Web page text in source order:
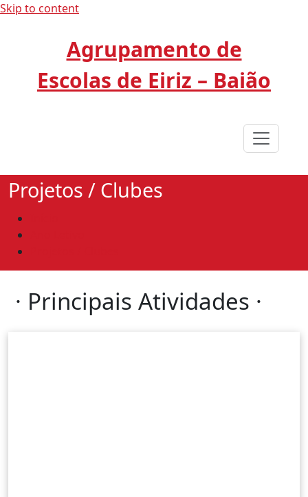
Skip to content
Agrupamento de
Escolas de Eiriz – Baião
Projetos / Clubes
· Principais Atividades ·